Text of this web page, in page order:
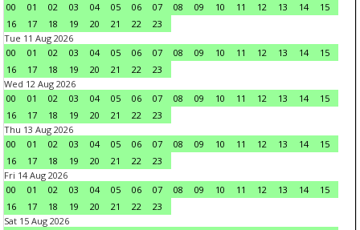
00
01 02 03 04 05 06 07 08 09 10 11 12 13 14
15
16
17 18 19 20 21 22
23
Tue 11 Aug 2026
00
01 02 03 04 05 06 07 08 09 10 11 12 13 14
15
16
17 18 19 20 21 22
23
Wed 12 Aug 2026
00
01 02 03 04 05 06 07 08 09 10 11 12 13 14
15
16
17 18 19 20 21 22
23
Thu 13 Aug 2026
00
01 02 03 04 05 06 07 08 09 10 11 12 13 14
15
16
17 18 19 20 21 22
23
Fri 14 Aug 2026
00
01 02 03 04 05 06 07 08 09 10 11 12 13 14
15
16
17 18 19 20 21 22
23
Sat 15 Aug 2026